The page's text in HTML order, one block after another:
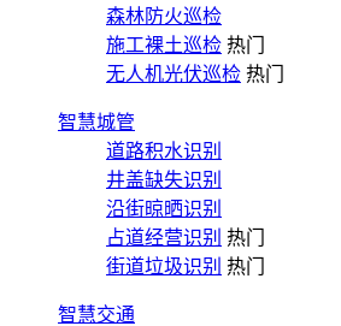
森林防火巡检
施工裸土巡检 热门
无人机光伏巡检 热门
智慧城管
道路积水识别
井盖缺失识别
沿街晾晒识别
占道经营识别 热门
街道垃圾识别 热门
智慧交通